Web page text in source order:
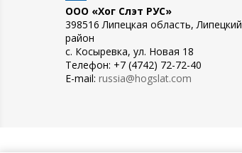
ООО «Хог Слэт РУС»
398516 Липецкая область, Липецкий
район
с. Косыревка, ул. Новая 18
Телефон: +7 (4742) 72-72-40
E-mail: russia@hogslat.com